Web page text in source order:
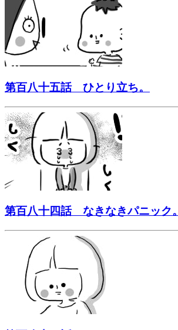
第百八十五話 ひとり立ち。
第百八十四話 なきなきパニック。